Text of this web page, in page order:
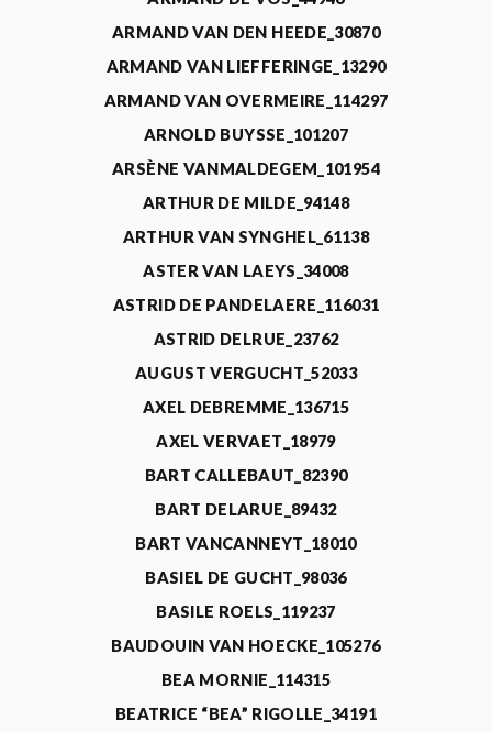
ARMAND VAN DEN HEEDE_30870
ARMAND VAN LIEFFERINGE_13290
ARMAND VAN OVERMEIRE_114297
ARNOLD BUYSSE_101207
ARSÈNE VANMALDEGEM_101954
ARTHUR DE MILDE_94148
ARTHUR VAN SYNGHEL_61138
ASTER VAN LAEYS_34008
ASTRID DE PANDELAERE_116031
ASTRID DELRUE_23762
AUGUST VERGUCHT_52033
AXEL DEBREMME_136715
AXEL VERVAET_18979
BART CALLEBAUT_82390
BART DELARUE_89432
BART VANCANNEYT_18010
BASIEL DE GUCHT_98036
BASILE ROELS_119237
BAUDOUIN VAN HOECKE_105276
BEA MORNIE_114315
BEATRICE “BEA” RIGOLLE_34191